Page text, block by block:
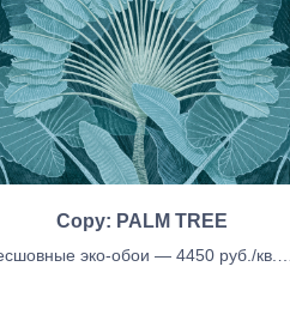
Copy: PALM TREE
эко-обои — 4450 руб./кв.м.,